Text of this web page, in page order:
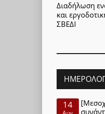
Διαδήλωση
και
ΣΒΕΔΙ
14